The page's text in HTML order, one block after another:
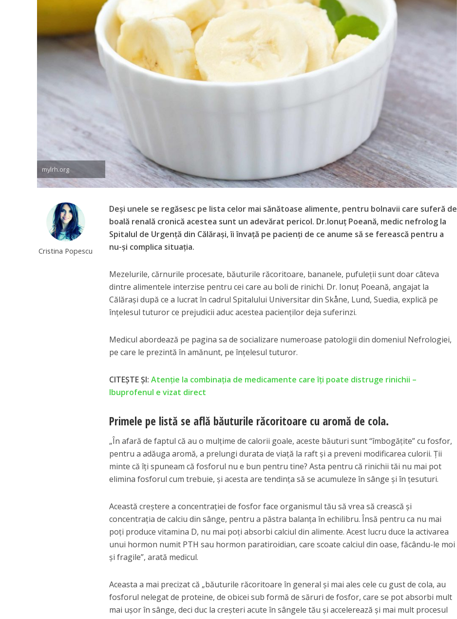
mylrh.org
Cristina Popescu
Deşi unele se regăsesc pe lista celor mai sănătoase alimente, pentru bolnavii care suferă de
boală renală cronică acestea sunt un adevărat pericol. Dr.Ionuţ Poeană, medic nefrolog la
Spitalul de Urgenţă din Călăraşi, îi învaţă pe pacienţi de ce anume să se ferească pentru a
nu-şi complica situaţia.
Mezelurile, cărnurile procesate, băuturile răcoritoare, bananele, pufuleţii sunt doar câteva
dintre alimentele interzise pentru cei care au boli de rinichi. Dr. Ionuţ Poeană, angajat la
Călăraşi după ce a lucrat în cadrul Spitalului Universitar din Skåne, Lund, Suedia, explică pe
înţelesul tuturor ce prejudicii aduc acestea pacienţilor deja suferinzi.
Medicul abordează pe pagina sa de socializare numeroase patologii din domeniul Nefrologiei,
pe care le prezintă în amănunt, pe înţelesul tuturor.
CITEȘTE ȘI:Atenție la combinația de medicamente care îți poate distruge rinichii –
Ibuprofenul e vizat direct
Primele pe listă se află băuturile răcoritoare cu aromă de cola.
„În afară de faptul că au o mulţime de calorii goale, aceste băuturi sunt “îmbogăţite” cu fosfor,
pentru a adăuga aromă, a prelungi durata de viaţă la raft şi a preveni modificarea culorii. Ţii
minte că îţi spuneam că fosforul nu e bun pentru tine? Asta pentru că rinichii tăi nu mai pot
elimina fosforul cum trebuie, şi acesta are tendinţa să se acumuleze în sânge şi în ţesuturi.
Această creştere a concentraţiei de fosfor face organismul tău să vrea să crească şi
concentraţia de calciu din sânge, pentru a păstra balanţa în echilibru. Însă pentru ca nu mai
poţi produce vitamina D, nu mai poţi absorbi calciul din alimente. Acest lucru duce la activarea
unui hormon numit PTH sau hormon paratiroidian, care scoate calciul din oase, făcându-le moi
şi fragile”, arată medicul.
Aceasta a mai precizat că „băuturile răcoritoare în general şi mai ales cele cu gust de cola, au
fosforul nelegat de proteine, de obicei sub formă de săruri de fosfor, care se pot absorbi mult
mai uşor în sânge, deci duc la creşteri acute în sângele tău şi accelerează şi mai mult procesul